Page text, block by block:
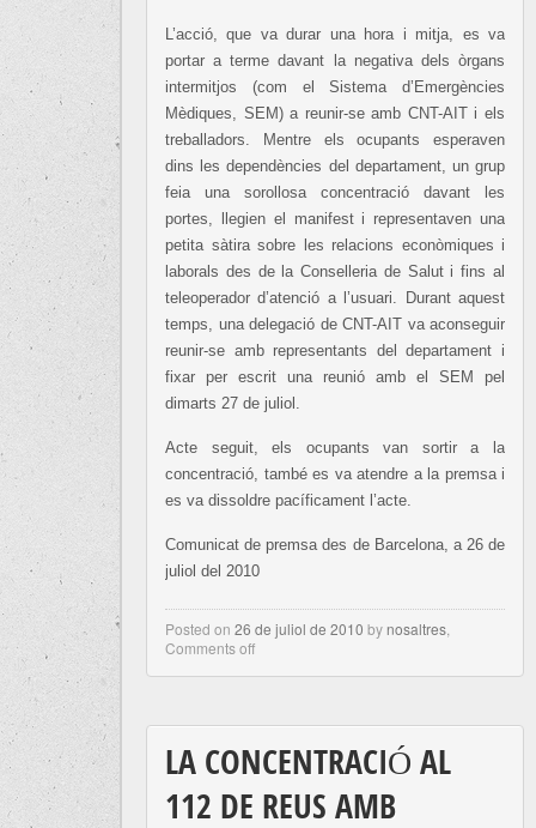
L’acció, que va durar una hora i mitja, es va
portar a terme davant la negativa dels òrgans
intermitjos (com el Sistema d’Emergències
Mèdiques, SEM) a reunir-se amb CNT-AIT i els
treballadors. Mentre els ocupants esperaven
dins les dependències del departament, un grup
feia una sorollosa concentració davant les
portes, llegien el manifest i representaven una
petita sàtira sobre les relacions econòmiques i
laborals des de la Conselleria de Salut i fins al
teleoperador d’atenció a l’usuari. Durant aquest
temps, una delegació de CNT-AIT va aconseguir
reunir-se amb representants del departament i
fixar per escrit una reunió amb el SEM pel
dimarts 27 de juliol.
Acte seguit, els ocupants van sortir a la
concentració, també es va atendre a la premsa i
es va dissoldre pacíficament l’acte.
Comunicat de premsa des de Barcelona, a 26 de
juliol del 2010
Posted on 26 de juliol de 2010 by nosaltres
Comments off
LA CONCENTRACIÓ AL
112 DE REUS AMB